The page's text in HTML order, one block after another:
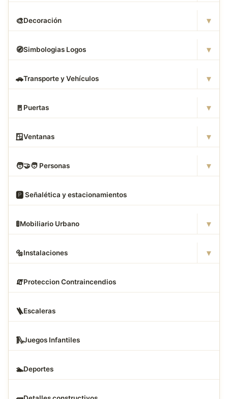
🎨Decoración ▾
🧭Simbologias Logos ▾
🚗Transporte y Vehículos ▾
🚪 Puertas ▾
🪟Ventanas ▾
🧑‍🤝‍🧑 Personas ▾
🅿️ Señalética y estacionamientos
🚦Mobiliario Urbano ▾
🔩Instalaciones ▾
🧯Proteccion Contraincendios
🪜Escaleras
🛝Juegos Infantiles
🏊Deportes